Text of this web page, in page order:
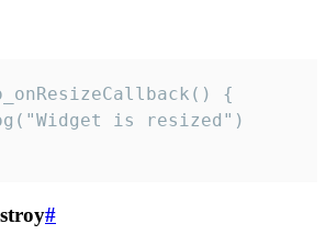
{
is resized")
#